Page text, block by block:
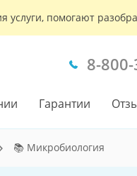
услуги, помогают
8-
Гарантии
📚 Микробиология